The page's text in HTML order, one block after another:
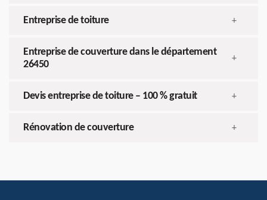
Entreprise de toiture +
Entreprise de couverture dans le département
26450
+
Devis entreprise de toiture – 100 % gratuit +
Rénovation de couverture +